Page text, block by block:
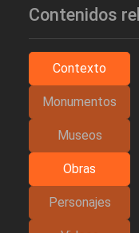
Contenidos
Contexto
Monumentos
Museos
Obras
Personajes